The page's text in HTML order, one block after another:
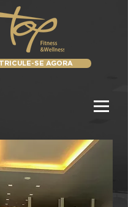
SE AGORA